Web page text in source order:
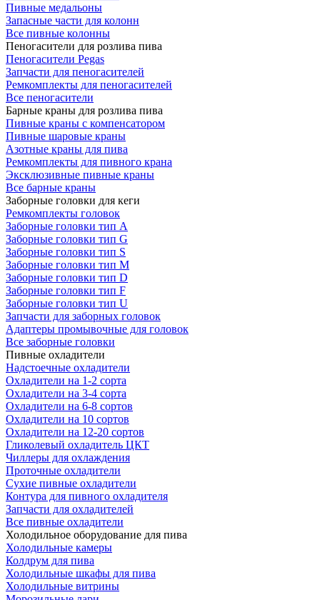
Пивные медальоны
Запасные части для колонн
Все пивные колонны
Пеногасители для розлива пива
Пеногасители Pegas
Запчасти для пеногасителей
Ремкомплекты для пеногасителей
Все пеногасители
Барные краны для розлива пива
Пивные краны с компенсатором
Пивные шаровые краны
Азотные краны для пива
Ремкомплекты для пивного крана
Эксклюзивные пивные краны
Все барные краны
Заборные головки для кеги
Ремкомплекты головок
Заборные головки тип А
Заборные головки тип G
Заборные головки тип S
Заборные головки тип M
Заборные головки тип D
Заборные головки тип F
Заборные головки тип U
Запчасти для заборных головок
Адаптеры промывочные для головок
Все заборные головки
Пивные охладители
Надстоечные охладители
Охладители на 1-2 сорта
Охладители на 3-4 сорта
Охладители на 6-8 сортов
Охладители на 10 сортов
Охладители на 12-20 сортов
Гликолевый охладитель ЦКТ
Чиллеры для охлаждения
Проточные охладители
Сухие пивные охладители
Контура для пивного охладителя
Запчасти для охладителей
Все пивные охладители
Холодильное оборудование для пива
Холодильные камеры
Колдрум для пива
Холодильные шкафы для пива
Холодильные витрины